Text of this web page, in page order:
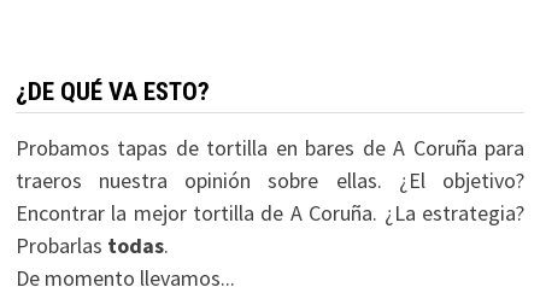
¿DE QUÉ VA ESTO?
Probamos tapas de tortilla en bares de A Coruña para
traeros nuestra opinión sobre ellas. ¿El objetivo?
Encontrar la mejor tortilla de A Coruña. ¿La estrategia?
Probarlas todas.
De momento llevamos...